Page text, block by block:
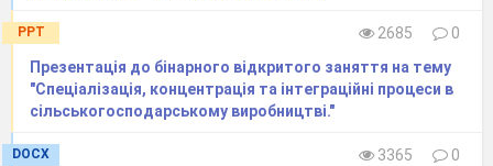
PPT 2685
0
Презентація до бінарного відкритого заняття на тему
"Спеціалізація, концентрація та інтеграційні процеси в
сільськогосподарському виробництві."
DOCX 3365
0